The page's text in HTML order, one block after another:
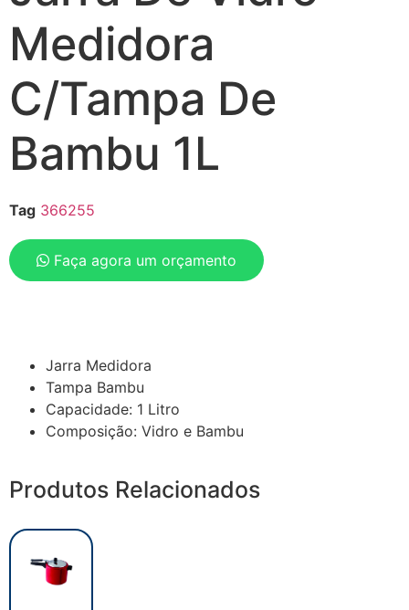
Medidora
C/Tampa De
Bambu 1L
Tag 366255
Faça agora um orçamento
Jarra Medidora
Tampa Bambu
Capacidade: 1 Litro
Composição: Vidro e Bambu
Produtos Relacionados